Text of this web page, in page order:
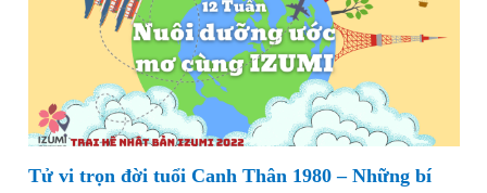
Tử vi trọn đời tuổi Canh Thân 1980 – Những bí